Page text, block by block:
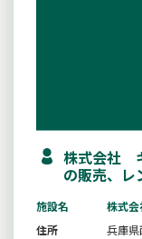
株式会社
の販売、レ
施設名
株式
住所
兵庫